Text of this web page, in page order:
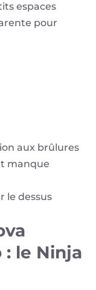
espaces
pour
aux brûlures
manque
le dessus
: le Ninja